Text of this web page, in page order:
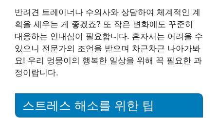
반려견 트레이너나 수의사와 상담하여 체계적인 계
획을 세우는 게 좋겠죠? 또 작은 변화에도 꾸준히
대응하는 인내심이 필요합니다. 혼자서는 어려울 수
있으니 전문가의 조언을 받으며 차근차근 나아가봐
요! 우리 멍뭉이의 행복한 일상을 위해 꼭 필요한 과
정이랍니다.
스트레스 해소를 위한 팁